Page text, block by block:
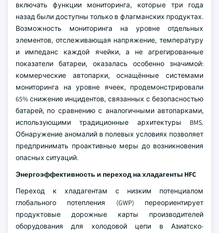
включать функции мониторинга, которые три года
назад были доступны только в флагманских продуктах.
Возможность мониторинга на уровне отдельных
элементов, отслеживающая напряжение, температуру
и импеданс каждой ячейки, а не агрегированные
показатели батареи, оказалась особенно значимой:
коммерческие автопарки, оснащённые системами
мониторинга на уровне ячеек, продемонстрировали
65% снижение инцидентов, связанных с безопасностью
батарей, по сравнению с аналогичными автопарками,
использующими традиционные архитектуры BMS.
Обнаружение аномалий в полевых условиях позволяет
предпринимать проактивные меры до возникновения
опасных ситуаций.
Энергоэффективность и переход на хладагенты HFC
Переход к хладагентам с низким потенциалом
глобального потепления (GWP) переориентирует
продуктовые дорожные карты производителей
оборудования для холодовой цепи в Азиатско-